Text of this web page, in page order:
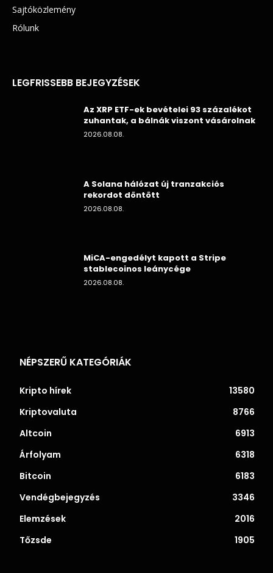
Sajtóközlemény
Rólunk
LEGFRISSEBB BEJEGYZÉSEK
Az XRP ETF-ek bevételei 93 százalékot
zuhantak, a bálnák viszont vásárolnak
2026.08.08.
A Solana hálózat új tranzakciós
rekordot döntött
2026.08.08.
MiCA-engedélyt kapott a Stripe
stablecoinos leánycége
2026.08.08.
NÉPSZERŰ KATEGÓRIÁK
Kripto hírek
13580
Kriptovaluta
8766
Altcoin
6913
Árfolyam
6318
Bitcoin
6183
Vendégbejegyzés
3346
Elemzések
2016
Tőzsde
1905